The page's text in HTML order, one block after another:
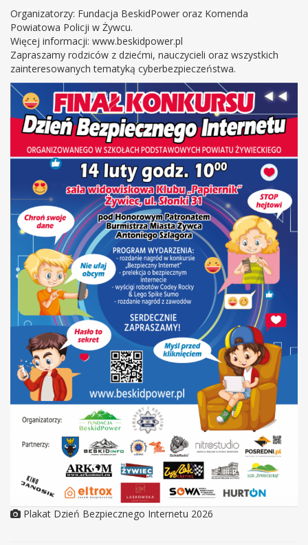
Organizatorzy: Fundacja BeskidPower oraz Komenda
Powiatowa Policji w Żywcu.
Więcej informacji: www.beskidpower.pl
Zapraszamy rodziców z dziećmi, nauczycieli oraz wszystkich
zainteresowanych tematyką cyberbezpieczeństwa.
Plakat Dzień Bezpiecznego Internetu 2026